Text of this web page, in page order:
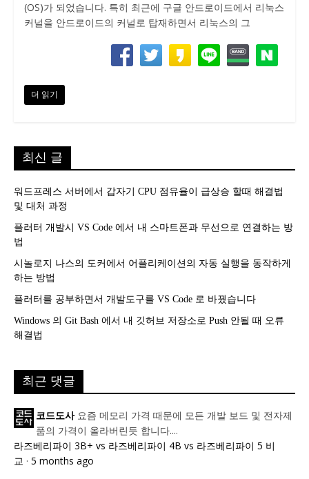
(OS)가 되었습니다. 특히 최근에 구글 안드로이드에서 리눅스
커널을 안드로이드의 커널로 탑재하면서 리눅스의 그
더 읽기
최신 글
워드프레스 서버에서 갑자기 CPU 점유율이 급상승 할때 해결법
및 대처 과정
플러터 개발시 VS Code 에서 내 스마트폰과 무선으로 연결하는 방
법
시놀로지 나스의 도커에서 어플리케이션의 자동 실행을 동작하게
하는 방법
플러터를 공부하면서 개발도구를 VS Code 로 바꿨습니다
Windows 의 Git Bash 에서 내 깃허브 저장소로 Push 안될 때 오류
해결법
최근 댓글
코드도사 요즘 메모리 가격 때문에 모든 개발 보드 및 전자제
품의 가격이 올라버린듯 합니다....
라즈베리파이 3B+ vs 라즈베리파이 4B vs 라즈베리파이 5 비
교 · 5 months ago